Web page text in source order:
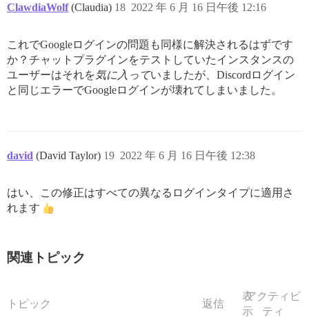
ClawdiaWolf (Claudia) 2022 年 6 月 16 日午後 12:16
18
これでGoogleログインの問題も同様に解決されるはずです
か？チャットプラグインをテストしていたインスタンスの
ユーザーはそれを気に入っていましたが、Discordログイン
と同じエラーでGoogleログインが壊れてしまいました。
david (David Taylor) 2022 年 6 月 16 日午後 12:38
19
はい、この修正はすべての異なるログインタイプに適用さ
れます
関連トピック
トピック 返信
表
示
アクティビ
ティ